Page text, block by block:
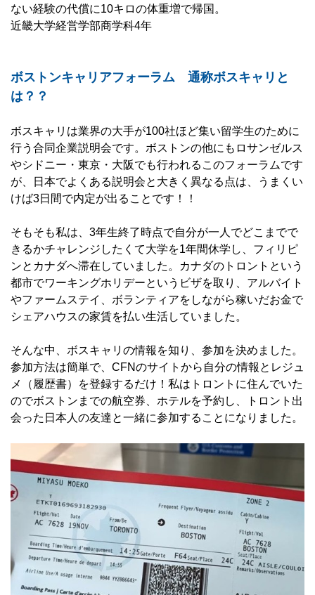
ない経験の代償に10キロの体重増で帰国。
近畿大学経営学部商学科4年
ボストンキャリアフォーラム 通称ボスキャリと
は？？
ボスキャリは業界の大手が100社ほど集い留学生のために
行う合同企業説明会です。ボストンの他にもロサンゼルス
やシドニー・東京・大阪でも行われるこのフォーラムです
が、日本でよくある説明会と大きく異なる点は、うまくい
けば3日間で内定が出ることです！！
そもそも私は、3年生終了時点で自分が一人でどこまでで
きるかチャレンジしたくて大学を1年間休学し、フィリピ
ンとカナダへ滞在していました。カナダのトロントという
都市でワーキングホリデーというビザを取り、アルバイト
やファームステイ、ボランティアをしながら稼いだお金で
シェアハウスの家賃を払い生活していました。
そんな中、ボスキャリの情報を知り、参加を決めました。
参加方法は簡単で、CFNのサイトから自分の情報とレジュ
メ（履歴書）を登録するだけ！私はトロントに住んでいた
のでボストンまでの航空券、ホテルを予約し、トロント出
会った日本人の友達と一緒に参加することになりました。